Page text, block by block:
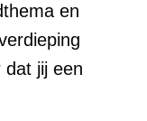
en
jij een